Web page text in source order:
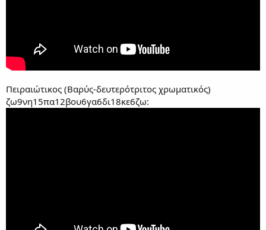
Πειραιώτικος (Βαρύς-δευτερότριτος χρωματικός)
ζω9νη15πα12βου6γα6δι18κε6ζω: